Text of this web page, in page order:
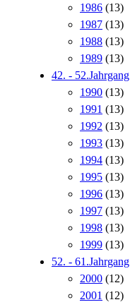
1986 (13)
1987 (13)
1988 (13)
1989 (13)
42. - 52.Jahrgang
1990 (13)
1991 (13)
1992 (13)
1993 (13)
1994 (13)
1995 (13)
1996 (13)
1997 (13)
1998 (13)
1999 (13)
52. - 61.Jahrgang
2000 (12)
2001 (12)